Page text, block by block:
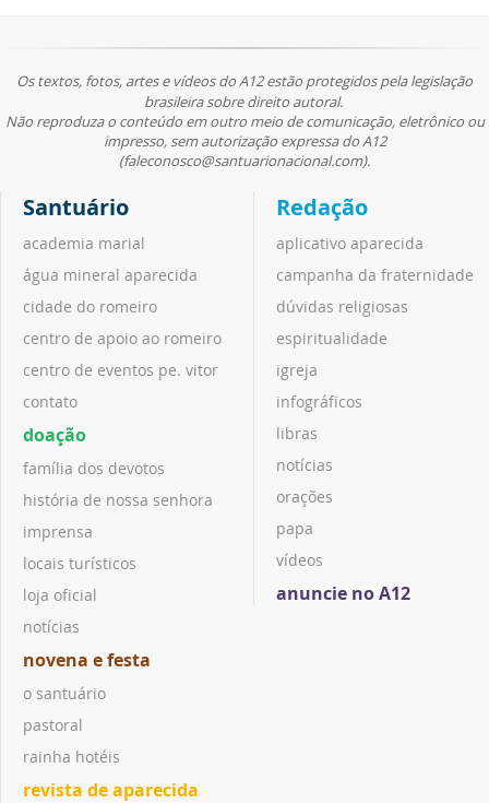
Os textos, fotos, artes e vídeos do A12 estão protegidos pela legislação
brasileira sobre direito autoral.
Não reproduza o conteúdo em outro meio de comunicação, eletrônico ou
impresso, sem autorização expressa do A12
(faleconosco@santuarionacional.com).
Santuário
academia marial
água mineral aparecida
cidade do romeiro
centro de apoio ao romeiro
centro de eventos pe. vitor
contato
doação
família dos devotos
história de nossa senhora
imprensa
locais turísticos
loja oficial
notícias
novena e festa
o santuário
pastoral
rainha hotéis
revista de aparecida
Redação
aplicativo aparecida
campanha da fraternidade
dúvidas religiosas
espiritualidade
igreja
infográficos
libras
notícias
orações
papa
vídeos
anuncie no A12